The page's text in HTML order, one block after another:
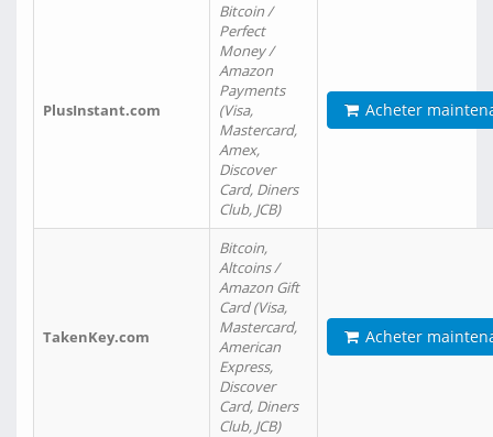
PlusInstant.com
Bitcoin /
Perfect
Money /
Amazon
Payments
(Visa,
Mastercard,
Amex,
Discover
Card, Diners
Club, JCB)
Acheter
TakenKey.com
Bitcoin,
Altcoins /
Amazon Gift
Card (Visa,
Mastercard,
American
Express,
Discover
Card, Diners
Club, JCB)
Acheter